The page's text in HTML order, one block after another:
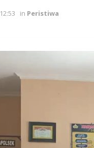
in Peristiwa